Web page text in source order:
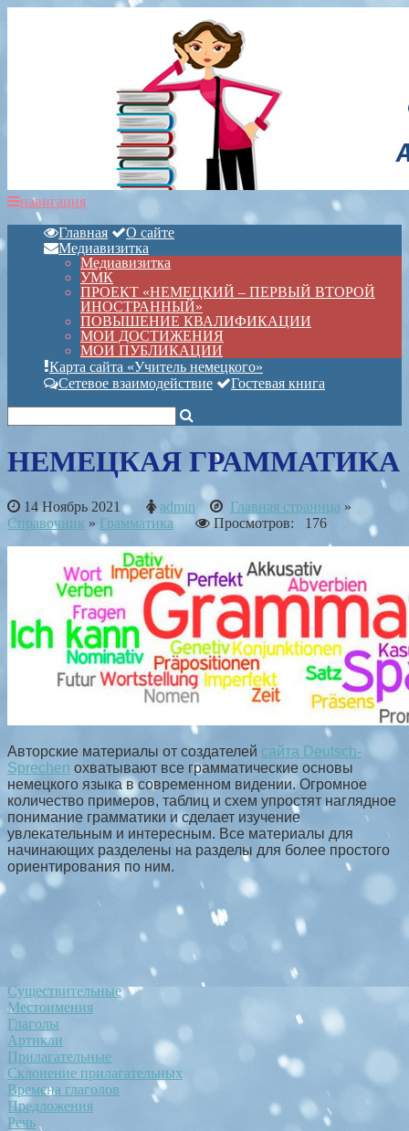
навигация
Главная
О сайте
Медиавизитка
Медиавизитка
УМК
ПРОЕКТ «НЕМЕЦКИЙ – ПЕРВЫЙ ВТОРОЙ
ИНОСТРАННЫЙ»
ПОВЫШЕНИЕ КВАЛИФИКАЦИИ
МОИ ДОСТИЖЕНИЯ
МОИ ПУБЛИКАЦИИ
Карта сайта «Учитель немецкого»
Сетевое взаимодействие
Гостевая книга
НЕМЕЦКАЯ ГРАММАТИКА
14 Ноябрь 2021 admin Главная страница »
Справочник » Грамматика Просмотров: 176
Авторские материалы от создателей сайта Deutsch-
Sprechen охватывают все грамматические основы
немецкого языка в современном видении. Огромное
количество примеров, таблиц и схем упростят наглядное
понимание грамматики и сделает изучение
увлекательным и интересным. Все материалы для
начинающих разделены на разделы для более простого
ориентирования по ним.
Существительные
Местоимения
Глаголы
Артикли
Прилагательные
Склонение прилагательных
Времена глаголов
Предложения
Речь